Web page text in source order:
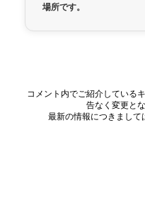
場所です。
コメント内でご紹介している
告なく変更と
最新の情報につきまして